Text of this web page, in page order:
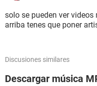
solo se pueden ver
arriba tenes que poner
Discusiones similares
Descargar música